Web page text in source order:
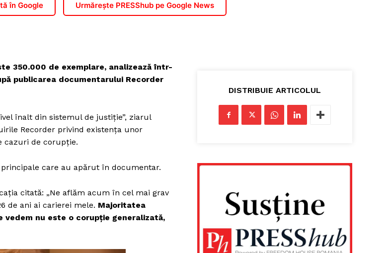
în Google Urmărește PRESShub pe Google News
350.000 de exemplare, analizează într-
publicarea documentarului Recorder
înalt din sistemul de justiție”, ziarul
Recorder privind existența unor
cazuri de corupție.
care au apărut în documentar.
citată: „Ne aflăm acum în cel mai grav
de ani ai carierei mele. Majoritatea
nu este o corupție generalizată,
DISTRIBUIE ARTICOLUL